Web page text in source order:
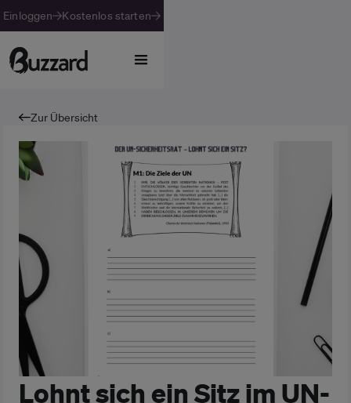
Einloggen Kostenlos starten
Zur Übersicht
Lohnt sich ein Sitz im UN-